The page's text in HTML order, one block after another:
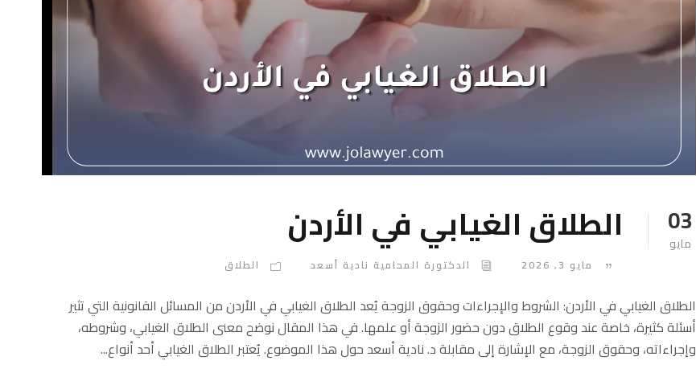
03
مايو الطلاق الغيابي في الأردن
مايو 3, 2026 الدكتورة المحامية نادية أسعد الطلاق
الطلاق الغيابي في الأردن: الشروط والإجراءات وحقوق الزوجة يُعد الطلاق الغيابي في الأردن من المسائل القانونية التي تثير
أسئلة كثيرة، خاصة عند وقوع الطلاق دون حضور الزوجة أو علمها. في هذا المقال نوضح معنى الطلاق الغيابي، وشروطه،
وإجراءاته، وحقوق الزوجة، مع الإشارة إلى مقابلة د. نادية أسعد حول هذا الموضوع. يُعتبر الطلاق الغيابي أحد أنواع...